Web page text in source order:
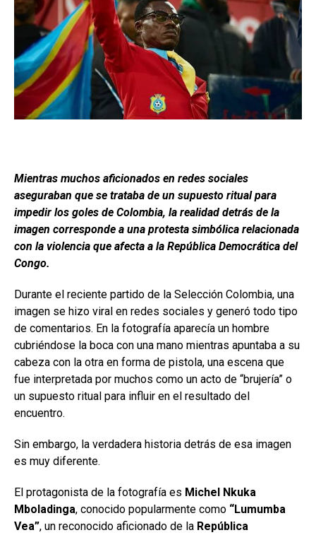
Mientras muchos aficionados en redes sociales
aseguraban que se trataba de un supuesto ritual para
impedir los goles de Colombia, la realidad detrás de la
imagen corresponde a una protesta simbólica relacionada
con la violencia que afecta a la República Democrática del
Congo.
Durante el reciente partido de la Selección Colombia, una
imagen se hizo viral en redes sociales y generó todo tipo
de comentarios. En la fotografía aparecía un hombre
cubriéndose la boca con una mano mientras apuntaba a su
cabeza con la otra en forma de pistola, una escena que
fue interpretada por muchos como un acto de “brujería” o
un supuesto ritual para influir en el resultado del
encuentro.
Sin embargo, la verdadera historia detrás de esa imagen
es muy diferente.
El protagonista de la fotografía es Michel Nkuka
Mboladinga, conocido popularmente como “Lumumba
Vea”, un reconocido aficionado de la República